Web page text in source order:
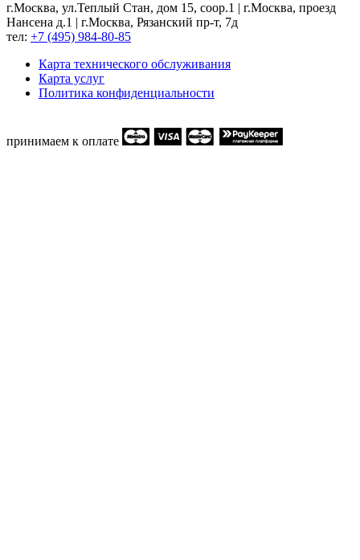
г.Москва, ул.Теплый Стан, дом 15, соор.1 | г.Москва, проезд
Нансена д.1 | г.Москва, Рязанский пр-т, 7д
тел: +7 (495) 984-80-85
Карта технического обслуживания
Карта услуг
Политика конфиденциальности
принимаем к оплате